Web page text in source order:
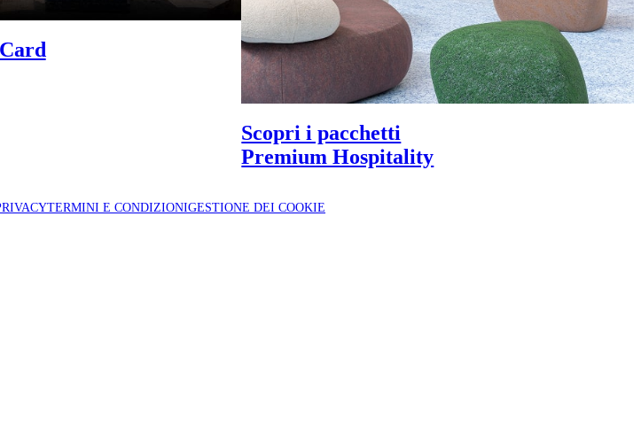
Scopri i pacchetti
Premium Hospitality
TERMINI E CONDIZIONIGESTIONE DEI COOKIE